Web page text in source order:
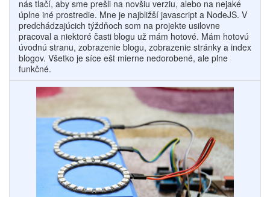
nás tlačí, aby sme prešli na novšiu verziu, alebo na nejaké
úplne iné prostredie. Mne je najbližší javascript a NodeJS. V
predchádzajúcich týždňoch som na projekte usilovne
pracoval a niektoré časti blogu už mám hotové. Mám hotovú
úvodnú stranu, zobrazenie blogu, zobrazenie stránky a index
blogov. Všetko je síce ešt mierne nedorobené, ale plne
funkčné.